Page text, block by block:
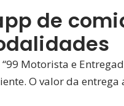
de
Motorista e
O valor da